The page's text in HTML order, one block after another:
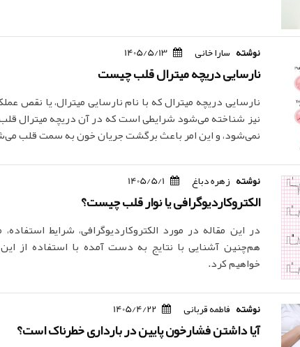
نوشته سارا خانی 1405/5/13
نارسایی دریچه میترال قلب چیست
نارسایی دریچه میترال که با نام نارسایی میترال، یا نقص
نیز شناخته می‌شود شرایطی است که در آن دریچه میترال
نمی‌شود، و این امر باعث برگشت جریان خون به سمت قلب
نوشته زهره دباغ 1405/5/1
الکتروکاردیوگرافی یا نوار قلب چیست؟
در این مقاله در مورد الکتروکاردیوگرافی، شرایط
هم‌چنین آشنایی با نتایج به دست آمده با استفاده از
خواهیم کرد.
نوشته فاطمه قربانی 1405/4/22
آیا داشتن فشارخون پایین در بارداری خطرناک است؟